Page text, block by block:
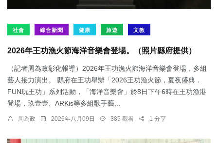
社會 綜合新聞 健康 旅遊 文教
2026年王功漁火節海洋音樂會登場。（照片縣府提供）
（記者周為政彰化報導）2026年王功漁火節海洋音樂會登場，多組
藝人接力演出。 縣府在王功舉辦「2026王功漁火節，夏夜盛典．
FUN玩王功」系列活動，「海洋音樂會」於8日下午6時在王功漁港
登場，玖壹壹、ARKis等多組歌手藝...
周為政 2026年八月09日 385 觀看 1 分享